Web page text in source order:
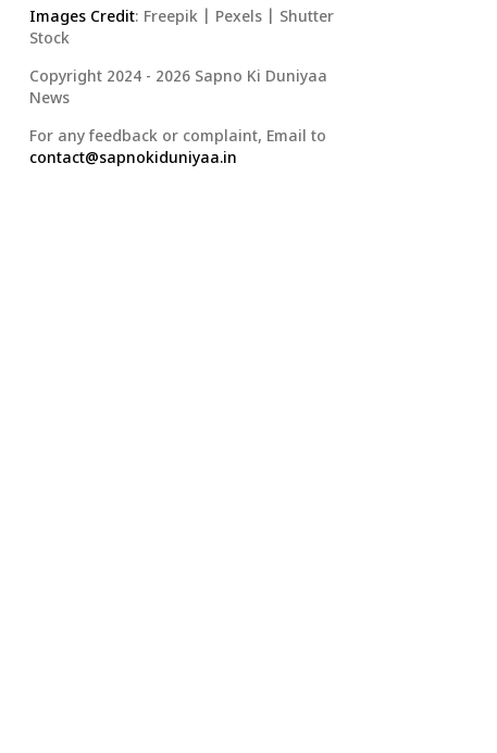
Images Credit: Freepik Pexels| Shutter
Stock
Copyright 2024 - 2026 Sapno Ki Duniyaa
News
For any feedback or complaint, Email to
contact@sapnokiduniyaa.in